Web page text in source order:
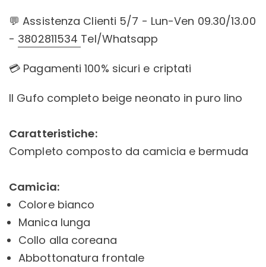
💬 Assistenza Clienti 5/7 - Lun-Ven 09.30/13.00
- 3802811534 Tel/Whatsapp
💳 Pagamenti 100% sicuri e criptati
Il Gufo completo beige neonato in puro lino
Caratteristiche:
Completo composto da camicia e bermuda
Camicia:
Colore bianco
Manica lunga
Collo alla coreana
Abbottonatura frontale